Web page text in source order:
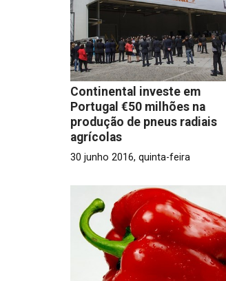
Continental investe em
Portugal €50 milhões na
produção de pneus radiais
agrícolas
30 junho 2016, quinta-feira